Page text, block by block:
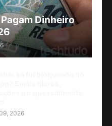
Dinheiro
2026